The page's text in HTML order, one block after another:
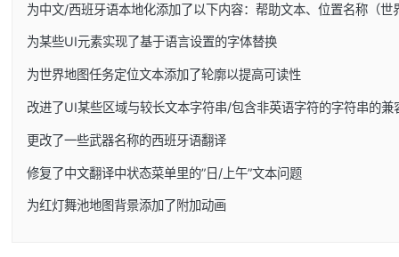
为中文/西班牙语本地化添加了以下内容：帮助文本、位置名称（
为某些UI元素实现了基于语言设置的字体替换
为世界地图任务定位文本添加了轮廓以提高可读性
改进了UI某些区域与较长文本字符串/包含非英语字符的字符串的兼
更改了一些武器名称的西班牙语翻译
修复了中文翻译中状态菜单里的”日/上午”文本问题
为红灯舞池地图背景添加了附加动画